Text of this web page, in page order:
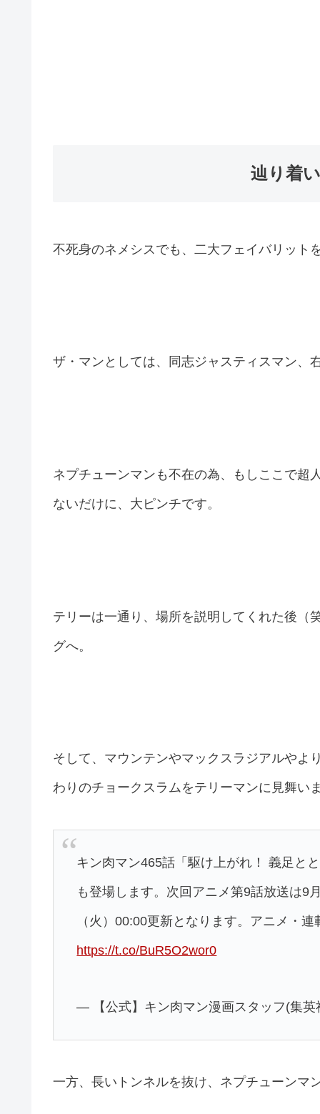
辿り着
不死身のネメシスでも、二大フェイバリット
ザ・マンとしては、同志ジャスティスマン、
ネプチューンマンも不在の為、もしここで超
ないだけに、大ピンチです。
テリーは一通り、場所を説明してくれた後（
グへ。
そして、マウンテンやマックスラジアルやよ
わりのチョークスラムをテリーマンに見舞い
キン肉マン465話「駆け上がれ！ 義足と
も登場します。次回アニメ第9話放送は9
（火）00:00更新となります。アニメ・
https://t.co/BuR5O2wor0
— 【公式】キン肉マン漫画スタッフ(集
一方、長いトンネルを抜け、ネプチューンマ